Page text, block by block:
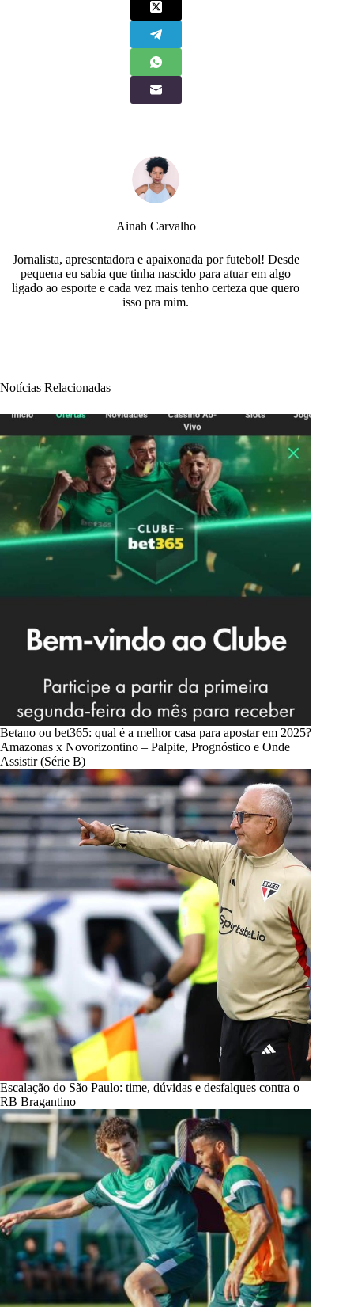
Ainah Carvalho
Jornalista, apresentadora e apaixonada por futebol! Desde
pequena eu sabia que tinha nascido para atuar em algo
ligado ao esporte e cada vez mais tenho certeza que quero
isso pra mim.
Notícias Relacionadas
Betano ou bet365: qual é a melhor casa para apostar em 2025?
Amazonas x Novorizontino – Palpite, Prognóstico e Onde
Assistir (Série B)
Escalação do São Paulo: time, dúvidas e desfalques contra o
RB Bragantino